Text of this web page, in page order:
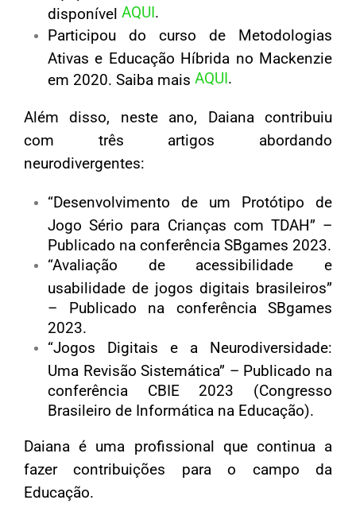
disponível AQUI .
Participou do curso de Metodologias
Ativas e Educação Híbrida no Mackenzie
em 2020. Saiba mais AQUI .
Além disso, neste ano, Daiana contribuiu
com três artigos abordando
neurodivergentes:
“Desenvolvimento de um Protótipo de
Jogo Sério para Crianças com TDAH” –
Publicado na conferência SBgames 2023.
“Avaliação de acessibilidade e
usabilidade de jogos digitais brasileiros”
– Publicado na conferência SBgames
2023.
“Jogos Digitais e a Neurodiversidade:
Uma Revisão Sistemática” – Publicado na
conferência CBIE 2023 (Congresso
Brasileiro de Informática na Educação).
Daiana é uma profissional que continua a
fazer contribuições para o campo da
Educação.